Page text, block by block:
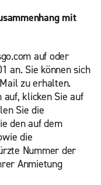
mit
auf oder
an. Sie können sich
zu erhalten.
klicken Sie auf
Sie die
den auf dem
die
Nummer der
Anmietung